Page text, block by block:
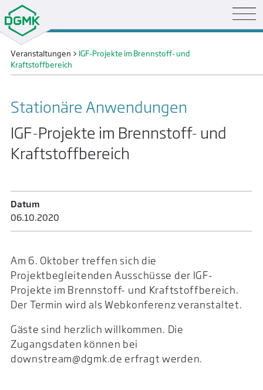
Veranstaltungen > IGF-Projekte im Brennstoff- und
Kraftstoffbereich
Stationäre Anwendungen
IGF-Projekte im Brennstoff- und
Kraftstoffbereich
Datum
06.10.­2020
Am 6. Oktober treffen sich die
Projektbegleitenden Ausschüsse der IGF-
Projekte im Brennstoff- und Kraftstoffbereich.
Der Termin wird als Webkonferenz veranstaltet.
Gäste sind herzlich willkommen. Die
Zugangsdaten können bei
downstream@dgmk.de erfragt werden.